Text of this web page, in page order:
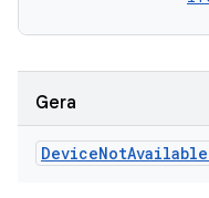
Gera
DeviceNotAvailable